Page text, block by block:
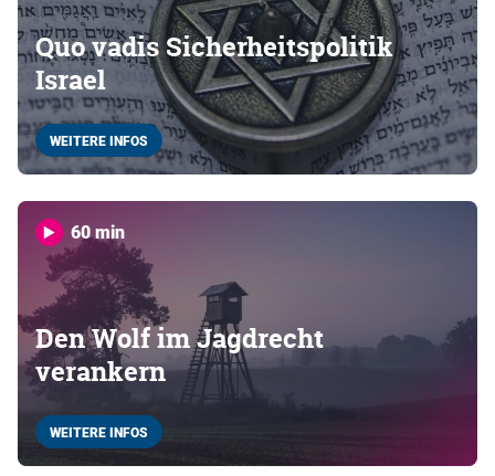
Quo vadis Sicherheitspolitik
Israel
WEITERE INFOS
60 min
Den Wolf im Jagdrecht
verankern
WEITERE INFOS